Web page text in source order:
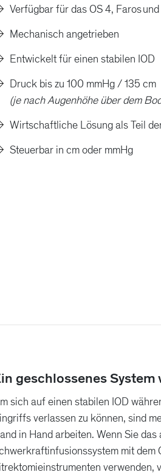
Verfügbar für das OS 4, Faros
Mechanisch angetrieben
Entwickelt für einen stabilen IOD
Druck bis zu 100 mmHg / 135 cm
(je nach Augenhöhe über dem
Wirtschaftliche Lösung als Teil
Steuerbar in cm oder mmHg
geschlossenes System
sich auf einen stabilen IOD
verlassen zu können, sind
in Hand arbeiten. Wenn Sie
mit dem
verwenden,